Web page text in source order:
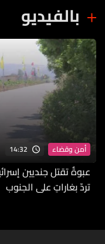
بالفيديو
أمن وقضاء 14:32
عبوةٌ تقتل جنديين
تردّ بغاراتٍ على الجنوب